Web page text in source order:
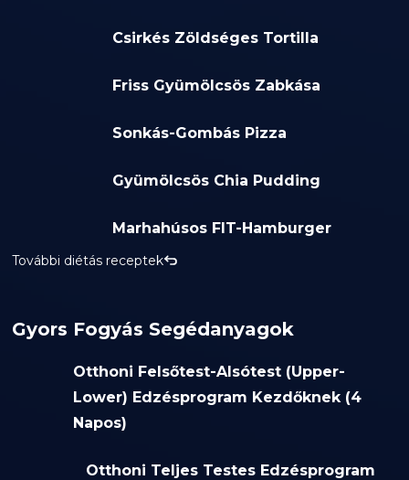
Csirkés Zöldséges Tortilla
Friss Gyümölcsös Zabkása
Sonkás-Gombás Pizza
Gyümölcsös Chia Pudding
Marhahúsos FIT-Hamburger
További diétás receptek
Gyors Fogyás Segédanyagok
Otthoni Felsőtest-Alsótest (Upper-
Lower) Edzésprogram Kezdőknek (4
Napos)
Otthoni Teljes Testes Edzésprogram